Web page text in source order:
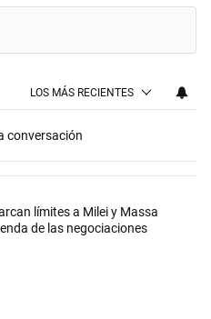
LOS MÁS RECIENTES
conversación
con más comentarios en los
"Los gobernadores marcan
límites a Milei y Massa
de las negociaciones
"" con 6 comentarios.